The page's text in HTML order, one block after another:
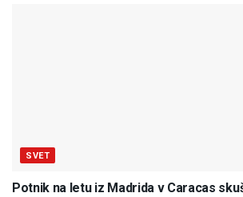
SVET
Potnik na letu iz Madrida v Caracas